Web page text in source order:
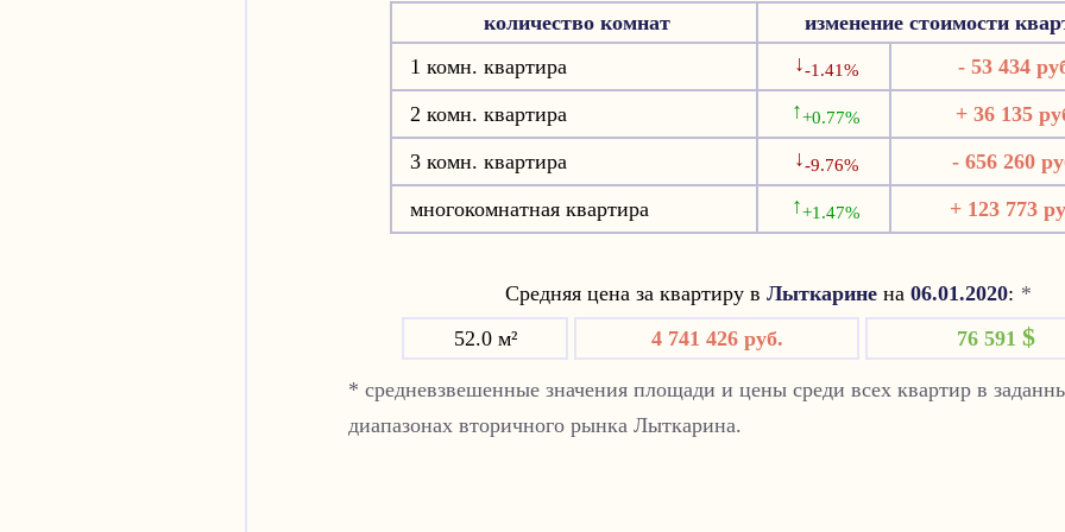
количество комнат
изменение стоимости
1 комн. квартира
↓-1.41%
- 53 434
2 комн. квартира
↑+0.77%
+ 36 135
3 комн. квартира
↓-9.76%
- 656 260
многокомнатная квартира
↑+1.47% + 123 773
Средняя цена за квартиру в Лыткаринена 06.01.2020: *
52.0 м²
4 741 426 руб. 76 591 $
* средневзвешенные значения площади и цены среди всех квартир в
диапазонах вторичного рынка Лыткарина.